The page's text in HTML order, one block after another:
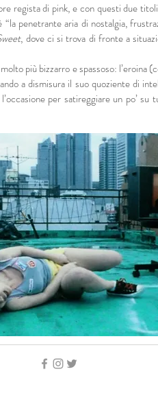
regista di pink, e con questi due
penetrante aria di nostalgia,
, dove ci si trova di fronte a
più bizzarro e spassoso:
a dismisura il suo quoziente di
per satireggiare un po’ su